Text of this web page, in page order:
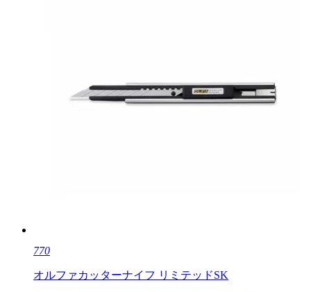
770
オルファカッターナイフ リミテッドSK